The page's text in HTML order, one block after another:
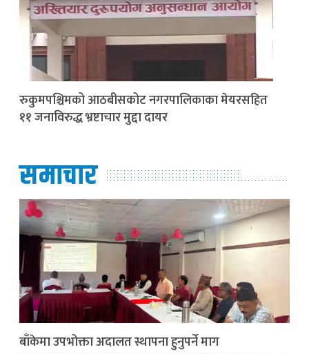
रुकुमपश्चिमको आठबीसकोट नगरपालिकाका मेयरसहित
११ जनाविरुद्ध भ्रष्टाचार मुद्दा दायर
समाचार
बाँकेमा उपभोक्ता अदालत स्थापना हुनुपर्ने माग